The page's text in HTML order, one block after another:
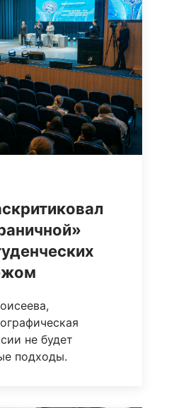
не будет
подходы.